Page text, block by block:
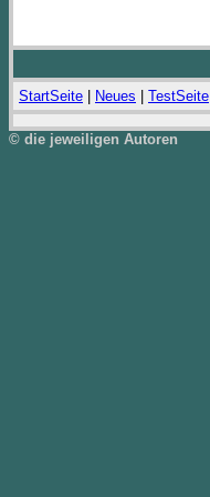
StartSeite Neues TestSeite
© die jeweiligen Autoren